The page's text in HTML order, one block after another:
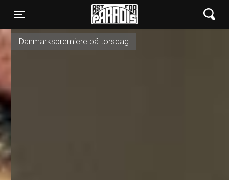
Toggle navigation
Øst for Paradis
Danmarkspremiere på torsdag